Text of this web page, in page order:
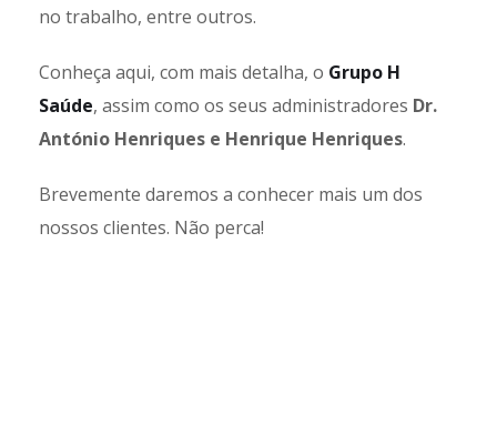
no trabalho, entre outros.
Conheça aqui, com mais detalha, o Grupo H
Saúde, assim como os seus administradores Dr.
António Henriques e Henrique Henriques.
Brevemente daremos a conhecer mais um dos
nossos clientes. Não perca!